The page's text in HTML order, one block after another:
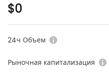
$0
24ч Объем
Рыночная капитализация